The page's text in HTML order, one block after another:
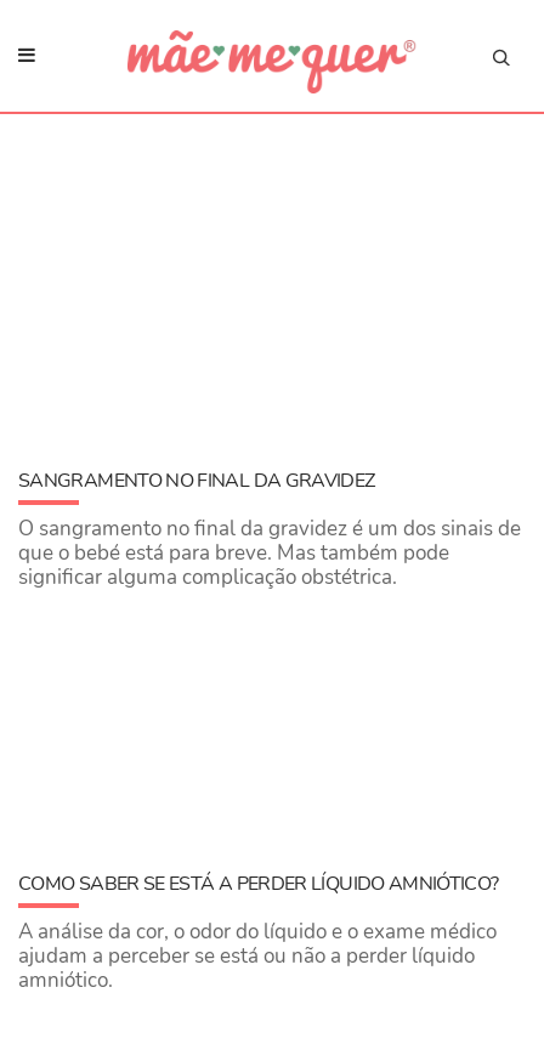
SANGRAMENTO NO FINAL DA GRAVIDEZ
O sangramento no final da gravidez é um dos sinais de
que o bebé está para breve. Mas também pode
significar alguma complicação obstétrica.
COMO SABER SE ESTÁ A PERDER LÍQUIDO AMNIÓTICO?
A análise da cor, o odor do líquido e o exame médico
ajudam a perceber se está ou não a perder líquido
amniótico.